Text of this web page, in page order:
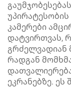
კამერები
დატვირთვას,
გრძელვადიან
რადგან
ეკრანებზე.